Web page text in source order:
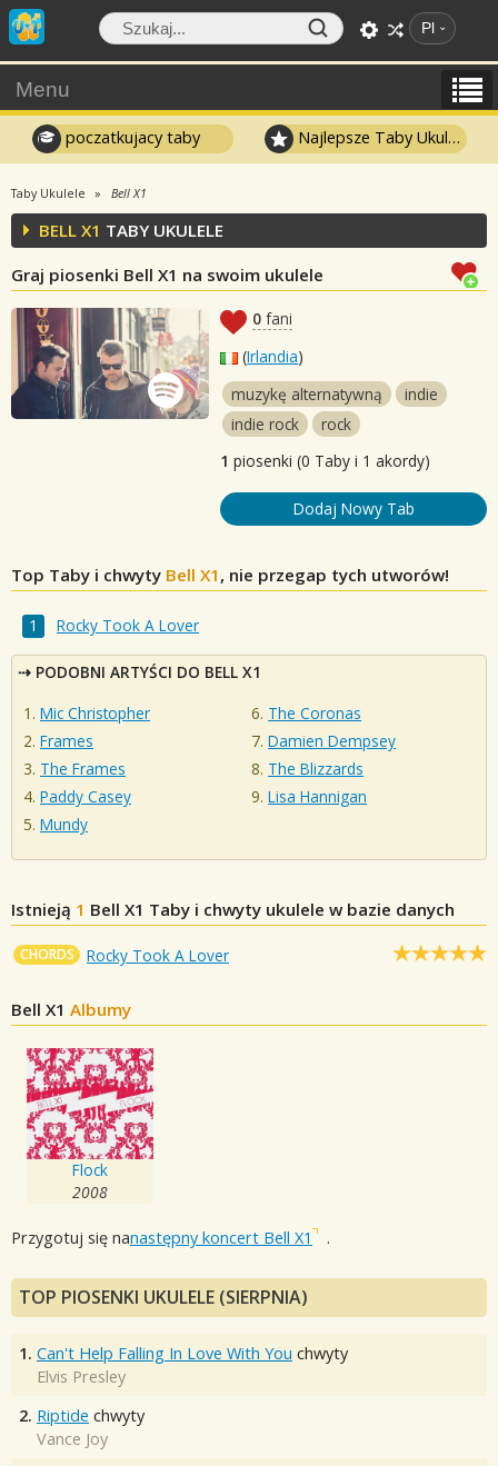
Pl
Menu
poczatkujacy taby Najlepsze Taby Ukulele
Taby Ukulele Bell X1
BELL X1 TABY UKULELE
Graj piosenki Bell X1 na swoim ukulele
0 fani
(Irlandia)
muzykę alternatywną
indie
indie rock
rock
1 piosenki (0 Taby i 1 akordy)
Dodaj Nowy Tab
Top Taby i chwyty Bell X1 , nie przegap tych utworów!
Rocky Took A Lover
PODOBNI ARTYŚCI DO BELL X1
Mic Christopher
Frames
The Frames
Paddy Casey
Mundy
The Coronas
Damien Dempsey
The Blizzards
Lisa Hannigan
Istnieją 1 Bell X1 Taby i chwyty ukulele w bazie danych
CHORDS Rocky Took A Lover
Bell X1 Albumy
Flock
2008
Przygotuj się nanastępny koncert Bell X1 .
TOP PIOSENKI UKULELE (SIERPNIA)
1. Can't Help Falling In Love With You chwyty
Elvis Presley
2. Riptide chwyty
Vance Joy